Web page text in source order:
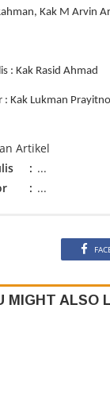
Kak M Arvin
: Kak Rasid Ahmad
: Kak Lukman Prayitno
Artikel
: ...
: ...
MIGHT ALSO